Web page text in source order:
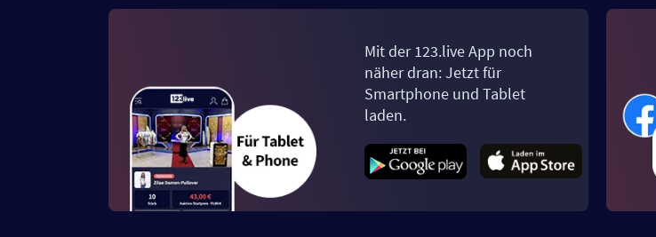
Mit der 123.live App noch
näher dran: Jetzt für
Smartphone und Tablet
laden.